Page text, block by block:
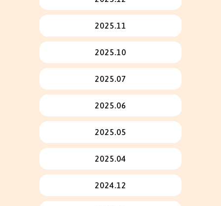
2025.11
2025.10
2025.07
2025.06
2025.05
2025.04
2024.12